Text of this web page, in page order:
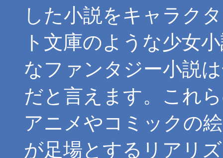
した小説をキャラク
ト文庫のような少女
なファンタジー小説
だと言えます。これ
アニメやコミックの
が足場とするリアリ